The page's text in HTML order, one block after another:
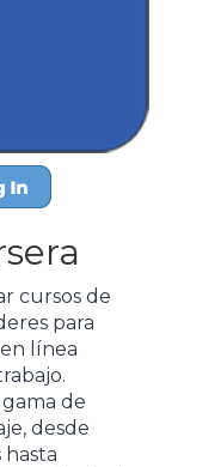
cursos de
para
línea
de
desde
hasta